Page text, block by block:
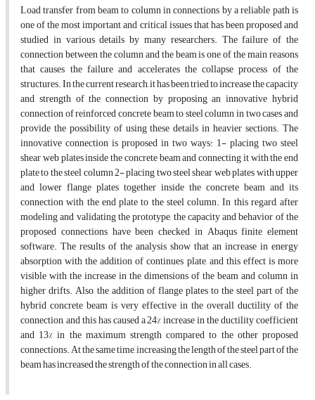
Load transfer from beam to column in connections by a reliable path is
one of the most important and critical issues that has been proposed and
studied in various details by many researchers. The failure of the
connection between the column and the beam is one of the main reasons
that causes the failure and accelerates the collapse process of the
structures. In the current research, it has been tried to increase the capacity
and strength of the connection by proposing an innovative hybrid
connection of reinforced concrete beam to steel column in two cases and
provide the possibility of using these details in heavier sections. The
innovative connection is proposed in two ways: 1- placing two steel
shear web plates inside the concrete beam and connecting it with the end
plate to the steel column 2- placing two steel shear web plates with upper
and lower flange plates together inside the concrete beam and its
connection with the end plate to the steel column. In this regard, after
modeling and validating the prototype, the capacity and behavior of the
proposed connections have been checked in Abaqus finite element
software. The results of the analysis show that an increase in energy
absorption with the addition of continues plate, and this effect is more
visible with the increase in the dimensions of the beam and column in
higher drifts. Also, the addition of flange plates to the steel part of the
hybrid concrete beam is very effective in the overall ductility of the
connection, and this has caused a 24% increase in the ductility coefficient
and 13% in the maximum strength compared to the other proposed
connections. At the same time, increasing the length of the steel part of the
beam has increased the strength of the connection in all cases.